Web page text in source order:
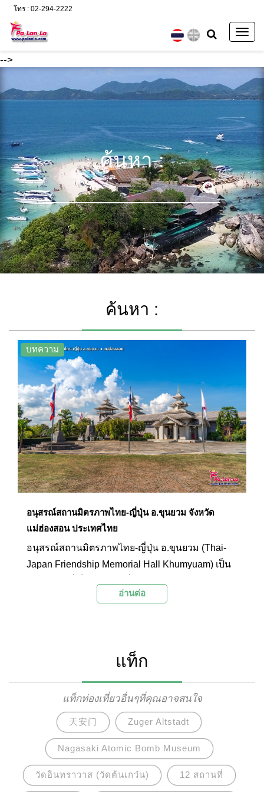
-->
โทร : 02-294-2222
ค้นหา :
ค้นหา :
บทความ
อนุสรณ์สถานมิตรภาพไทย-ญี่ปุ่น อ.ขุนยวม จังหวัด
แม่ฮ่องสอน ประเทศไทย
อนุสรณ์สถานมิตรภาพไทย-ญี่ปุ่น อ.ขุนยวม (Thai-
Japan Friendship Memorial Hall Khumyuam) เป็น
ของเมืองแม่ฮ่องสอนเอาไว้ โดยเฉพาะในช่วง
เครื่องใช้ในสมัยนั้นเอาไว้ให้คนรุ่นหลังได้ศึกษา
อ่านต่อ
แท็ก
แท็กท่องเที่ยวอื่นๆที่คุณอาจสนใจ
天安门 Zuger Altstadt
Nagasaki Atomic Bomb Museum
วัดอินทราวาส (วัดต้นเกว๋น) 12 สถานที่